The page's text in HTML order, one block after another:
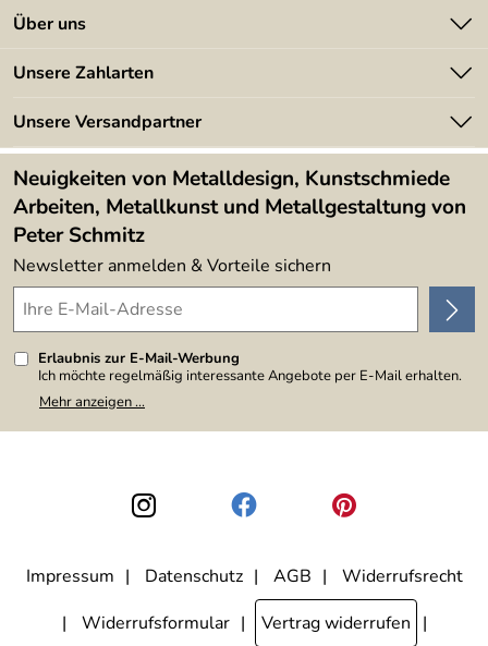
Kontakt
Kundeninformationen
Newsletter
Lieferbedingungen
Über uns
Angebote
Kundenbewertungen (394)
4,9/5
Unsere Zahlarten
Unsere Versandpartner
Neuigkeiten von Metalldesign, Kunstschmiede
Arbeiten, Metallkunst und Metallgestaltung von
Peter Schmitz
Newsletter anmelden & Vorteile sichern
Erlaubnis zur E-Mail-Werbung
Ich möchte regelmäßig interessante Angebote per E-Mail erhalten.
Meine E-Mail-Adresse wird nicht an andere Unternehmen
weitergegeben. Zu statistischen Zwecken wird in anonymer Form
den Link "Abmelden" am Ende des Newsletters anklicke. Die
Datenschutzerklärung
habe ich zur Kenntnis genommen.
Mehr anzeigen ...
Impressum Datenschutz AGB
Widerrufsrecht
Widerrufsformular
Vertrag widerrufen